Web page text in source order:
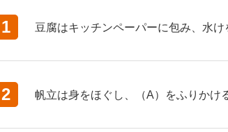
1 豆腐はキッチンペーパーに包み、水け
2 帆立は身をほぐし、（A）をふりかけ